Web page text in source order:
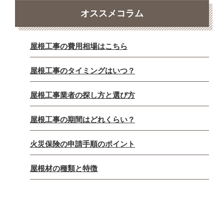
オススメコラム
屋根工事の費用相場はこちら
屋根工事のタイミングはいつ？
屋根工事業者の探し方と選び方
屋根工事の期間はどれくらい？
火災保険の申請手順のポイント
屋根材の種類と特徴